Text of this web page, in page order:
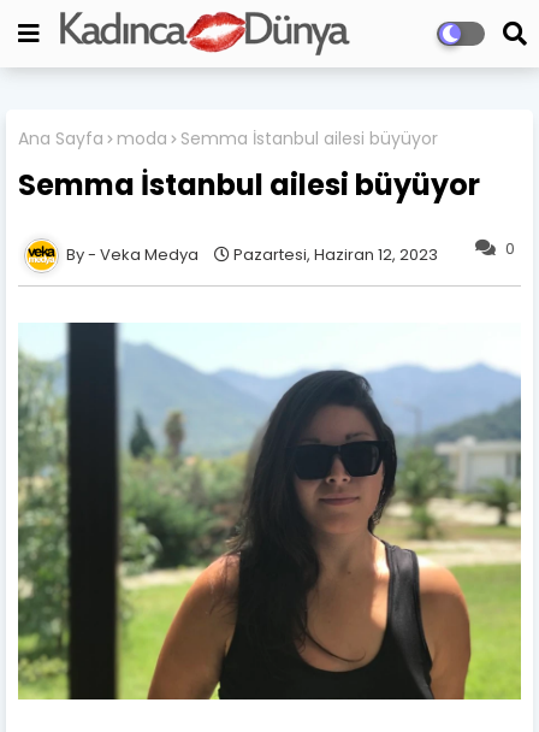
Ana Sayfa moda Semma İstanbul ailesi büyüyor
Semma İstanbul ailesi büyüyor
0
Veka Medya Pazartesi, Haziran 12, 2023